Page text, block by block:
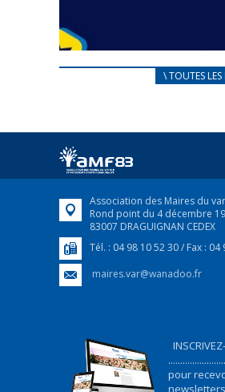
CARNET D’ACCUEIL
Afin d’accompagner au mieux
FEUILLETER
\ TOUTES
Association des Maires du var
Rond point du 4 décembre
83007 DRAGUIGNAN CEDEX
Tél. : 04 98 10 52 30 / Fax : 04
maires.var@wanadoo.fr
pour
newsletters